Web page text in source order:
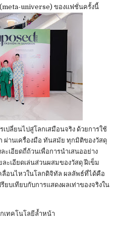
(meta-universe) ของแฟชั่นครั้งนี้
ปลี่ยนไปสู่โลกเสมือนจริง ด้วยการใช้
ผ่านเครื่องมือ ทันสมัย ทุกมิติของวัสดุ
ะเอียดถี่ถ้วนเพื่อการนำเสนออย่าง
ะเอียดเล่นส่วนผสมของวัสดุ ฝีเข็ม
ลื่อนไหวในโลกดิจิทัล ผลลัพธ์ที่ได้คือ
ยบเทียบกับการแสดงผลเท่าของจริงใน
เทคโนโลยีล้ำหน้า